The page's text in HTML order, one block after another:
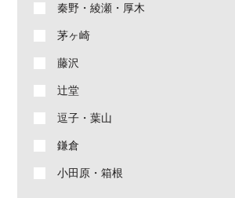
秦野・綾瀬・厚木
茅ヶ崎
藤沢
辻堂
逗子・葉山
鎌倉
小田原・箱根